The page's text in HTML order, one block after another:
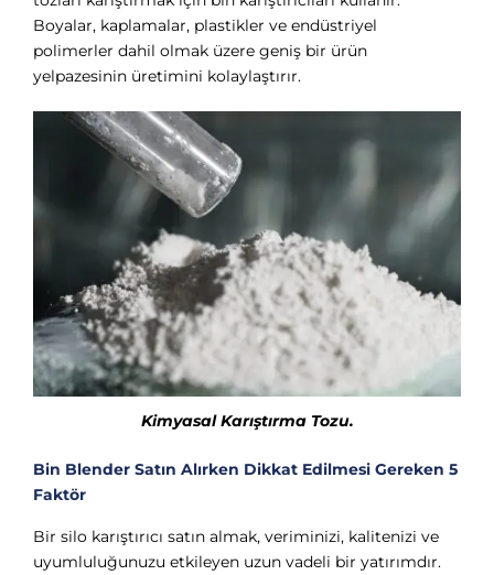
Boyalar, kaplamalar, plastikler ve endüstriyel
polimerler dahil olmak üzere geniş bir ürün
yelpazesinin üretimini kolaylaştırır.
Kimyasal Karıştırma Tozu.
Bin Blender Satın Alırken Dikkat Edilmesi Gereken 5
Faktör
Bir silo karıştırıcı satın almak, veriminizi, kalitenizi ve
uyumluluğunuzu etkileyen uzun vadeli bir yatırımdır.